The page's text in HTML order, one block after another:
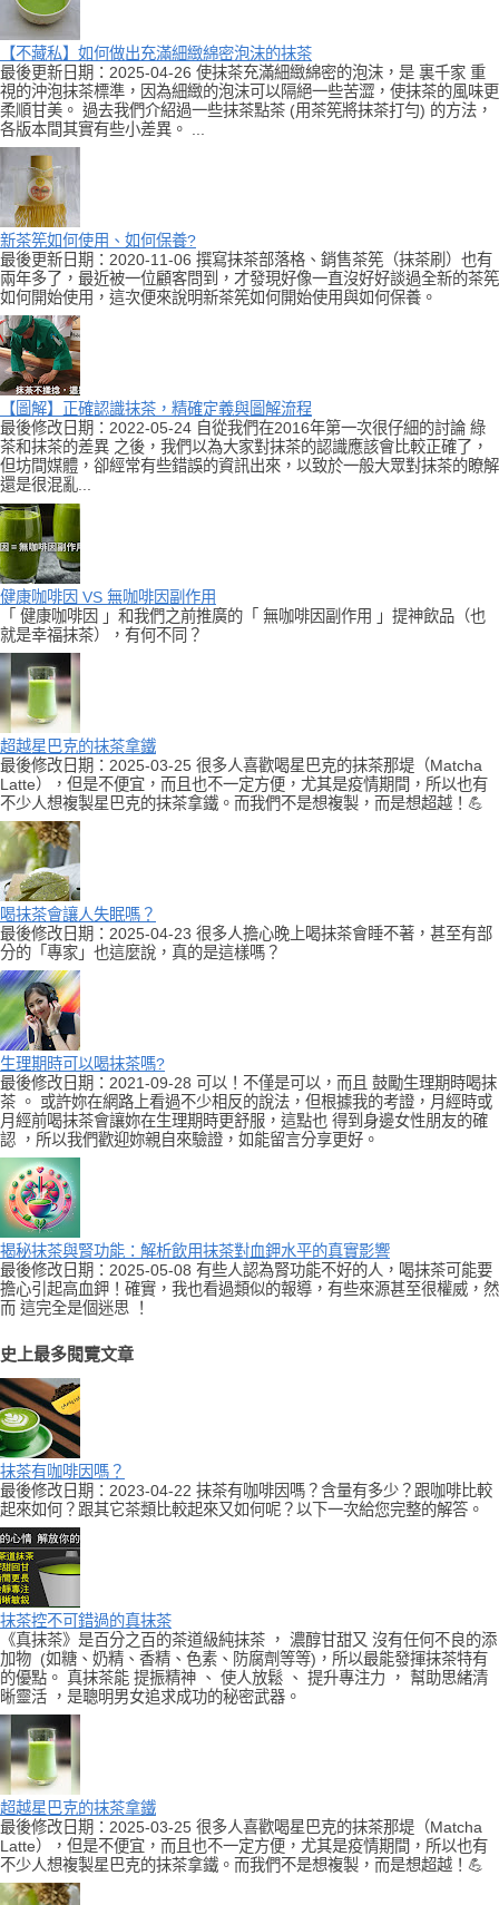
【不藏私】如何做出充滿細緻綿密泡沫的抹茶
最後更新日期：2025-04-26 使抹茶充滿細緻綿密的泡沫，是 裏千家 重
視的沖泡抹茶標準，因為細緻的泡沫可以隔絕一些苦澀，使抹茶的風味更
柔順甘美。 過去我們介紹過一些抹茶點茶 (用茶筅將抹茶打勻) 的方法，
各版本間其實有些小差異。 ...
新茶筅如何使用、如何保養?
最後更新日期：2020-11-06 撰寫抹茶部落格、銷售茶筅（抹茶刷）也有
兩年多了，最近被一位顧客問到，才發現好像一直沒好好談過全新的茶筅
如何開始使用，這次便來說明新茶筅如何開始使用與如何保養。
【圖解】正確認識抹茶，精確定義與圖解流程
最後修改日期：2022-05-24 自從我們在2016年第一次很仔細的討論 綠
茶和抹茶的差異 之後，我們以為大家對抹茶的認識應該會比較正確了，
但坊間媒體，卻經常有些錯誤的資訊出來，以致於一般大眾對抹茶的瞭解
還是很混亂...
健康咖啡因 VS 無咖啡因副作用
「 健康咖啡因 」和我們之前推廣的「 無咖啡因副作用 」提神飲品（也
就是幸福抹茶），有何不同？
超越星巴克的抹茶拿鐵
最後修改日期：2025-03-25 很多人喜歡喝星巴克的抹茶那堤（Matcha
Latte），但是不便宜，而且也不一定方便，尤其是疫情期間，所以也有
不少人想複製星巴克的抹茶拿鐵。而我們不是想複製，而是想超越！💪
喝抹茶會讓人失眠嗎？
最後修改日期：2025-04-23 很多人擔心晚上喝抹茶會睡不著，甚至有部
分的「專家」也這麼說，真的是這樣嗎？
生理期時可以喝抹茶嗎?
最後修改日期：2021-09-28 可以！不僅是可以，而且 鼓勵生理期時喝抹
茶 。 或許妳在網路上看過不少相反的說法，但根據我的考證，月經時或
月經前喝抹茶會讓妳在生理期時更舒服，這點也 得到身邊女性朋友的確
認 ，所以我們歡迎妳親自來驗證，如能留言分享更好。
揭秘抹茶與腎功能：解析飲用抹茶對血鉀水平的真實影響
最後修改日期：2025-05-08 有些人認為腎功能不好的人，喝抹茶可能要
擔心引起高血鉀！確實，我也看過類似的報導，有些來源甚至很權威，然
而 這完全是個迷思 ！
史上最多閱覽文章
抹茶有咖啡因嗎？
最後修改日期：2023-04-22 抹茶有咖啡因嗎？含量有多少？跟咖啡比較
起來如何？跟其它茶類比較起來又如何呢？以下一次給您完整的解答。
抹茶控不可錯過的真抹茶
《真抹茶》是百分之百的茶道級純抹茶 ， 濃醇甘甜又 沒有任何不良的添
加物 (如糖、奶精、香精、色素、防腐劑等等)，所以最能發揮抹茶特有
的優點。 真抹茶能 提振精神 、 使人放鬆 、 提升專注力 ， 幫助思緒清
晰靈活 ，是聰明男女追求成功的秘密武器。
超越星巴克的抹茶拿鐵
最後修改日期：2025-03-25 很多人喜歡喝星巴克的抹茶那堤（Matcha
Latte），但是不便宜，而且也不一定方便，尤其是疫情期間，所以也有
不少人想複製星巴克的抹茶拿鐵。而我們不是想複製，而是想超越！💪